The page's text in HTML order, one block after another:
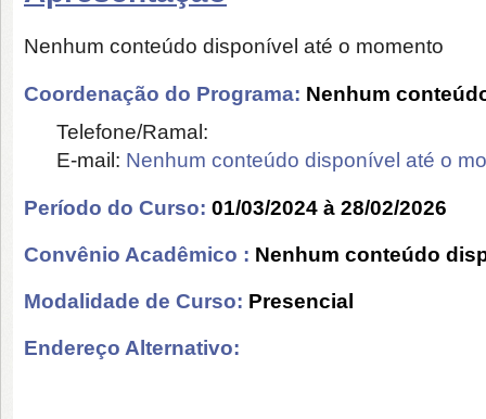
Nenhum conteúdo disponível até o momento
Coordenação do Programa: Nenhum
Telefone/Ramal:
E-mail: Nenhum conteúdo disponível até o
Período do Curso: 01/03/2024 à 28/02/2026
Convênio Acadêmico : Nenhum conteúdo
Modalidade de Curso: Presencial
Endereço Alternativo: